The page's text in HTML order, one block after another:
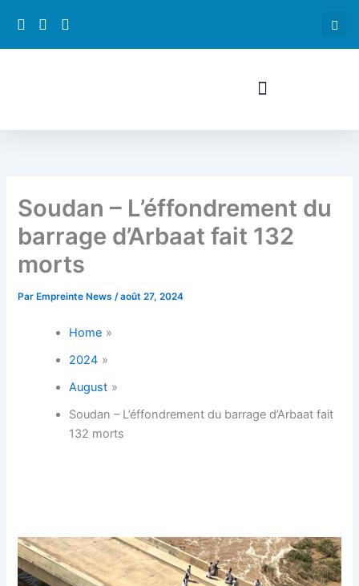
contenu
Soudan – L’éffondrement du
barrage d’Arbaat fait 132
morts
Par Empreinte News/août 27, 2024
Home
2024
August
Soudan – L’éffondrement du barrage d’Arbaat fait
132 morts